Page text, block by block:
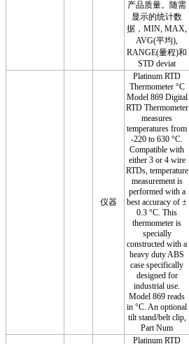
产品质量。随需
显示的统计数
据，MIN, MAX,
AVG(平均),
RANGE(量程)和
STD deviat
仪器
Platinum RTD
Thermometer °C
Model 869 Digital
RTD Thermometer
measures
temperatures from
-220 to 630 °C.
Compatible with
either 3 or 4 wire
RTDs, temperature
measurement is
performed with a
best accuracy of ±
0.3 °C. This
thermometer is
specially
constructed with a
heavy duty ABS
case specifically
designed for
industrial use.
Model 869 reads
in °C. An optional
tilt stand/belt clip,
Part Num
Platinum RTD